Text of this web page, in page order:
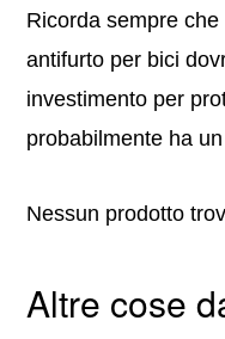
Ricorda sempre
antifurto per bici
investimento per
probabilmente ha
Nessun prodotto
Altre cose